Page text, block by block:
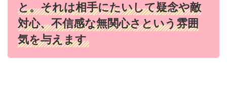
と。それは相手にたいして疑念や敵
対心、不信感な無関心さという雰囲
気を与えます